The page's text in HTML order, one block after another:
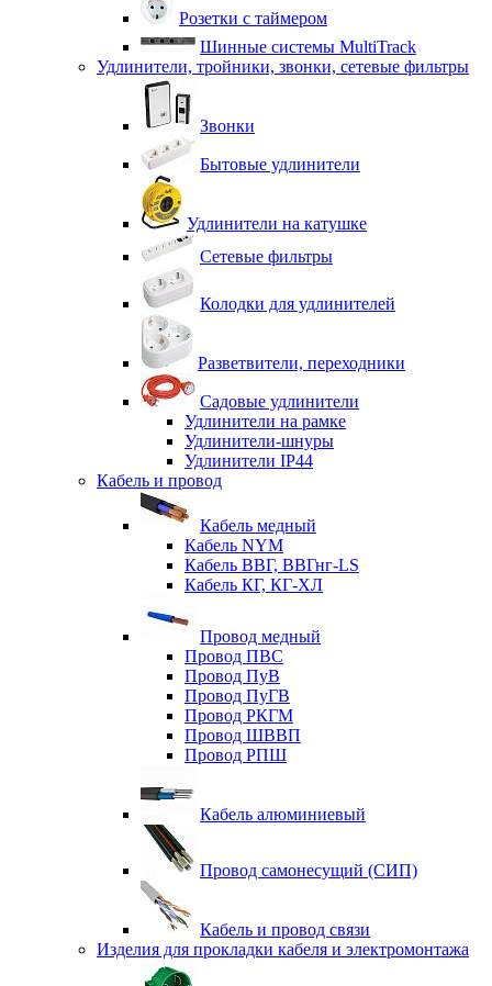
Розетки с таймером
Шинные системы MultiTrack
Удлинители, тройники, звонки, сетевые фильтры
Звонки
Бытовые удлинители
Удлинители на катушке
Сетевые фильтры
Колодки для удлинителей
Разветвители, переходники
Садовые удлинители
Удлинители на рамке
Удлинители-шнуры
Удлинители IP44
Кабель и провод
Кабель медный
Кабель NYM
Кабель ВВГ, ВВГнг-LS
Кабель КГ, КГ-ХЛ
Провод медный
Провод ПВС
Провод ПуВ
Провод ПуГВ
Провод РКГМ
Провод ШВВП
Провод РПШ
Кабель алюминиевый
Провод самонесущий (СИП)
Кабель и провод связи
Изделия для прокладки кабеля и электромонтажа